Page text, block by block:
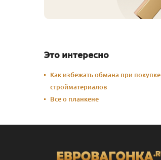
Это интересно
Как избежать обмана при покупке
стройматериалов
Все о планкене